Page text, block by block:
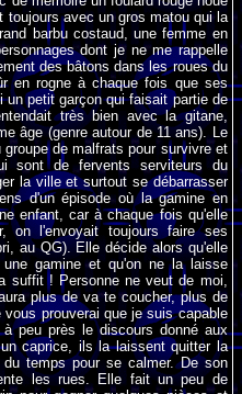
avec un gros matou qui la
barbu costaud, une femme en
dont je ne me rappelle
des bâtons dans les roues du
en rogne à chaque fois que ses
petit garçon qui faisait partie de
très bien avec la gitane,
âge (genre autour de 11 ans). Le
de malfrats pour survivre et
sont de fervents serviteurs du
la ville et surtout se débarrasser
d'un épisode où la gamine en
enfant, car à chaque fois qu'elle
on l'envoyait toujours faire ses
au QG). Elle décide alors qu'elle
gamine et qu'on ne la laisse
suffit ! Personne ne veut de moi,
plus de va te coucher, plus de
prouverai que je suis capable
peu près le discours donné aux
caprice, ils la laissent quitter la
temps pour se calmer. De son
les rues. Elle fait un peu de